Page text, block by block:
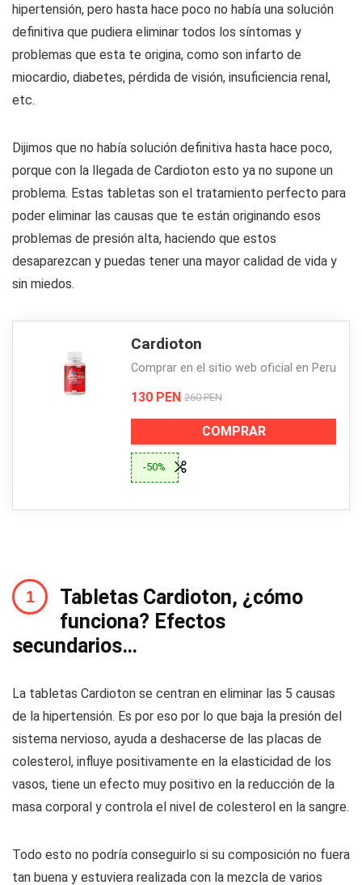
hipertensión, pero hasta hace poco no había una solución
definitiva que pudiera eliminar todos los síntomas y
problemas que esta te origina, como son infarto de
miocardio, diabetes, pérdida de visión, insuficiencia renal,
etc.
Dijimos que no había solución definitiva hasta hace poco,
porque con la llegada de Cardioton esto ya no supone un
problema. Estas tabletas son el tratamiento perfecto para
poder eliminar las causas que te están originando esos
problemas de presión alta, haciendo que estos
desaparezcan y puedas tener una mayor calidad de vida y
sin miedos.
Cardioton
Comprar en el sitio web oficial en Peru
130 PEN 260 PEN
COMPRAR
-50%
Tabletas Cardioton, ¿cómo
funciona? Efectos
secundarios…
La tabletas Cardioton se centran en eliminar las 5 causas
de la hipertensión. Es por eso por lo que baja la presión del
sistema nervioso, ayuda a deshacerse de las placas de
colesterol, influye positivamente en la elasticidad de los
vasos, tiene un efecto muy positivo en la reducción de la
masa corporal y controla el nivel de colesterol en la sangre.
Todo esto no podría conseguirlo si su composición no fuera
tan buena y estuviera realizada con la mezcla de varios